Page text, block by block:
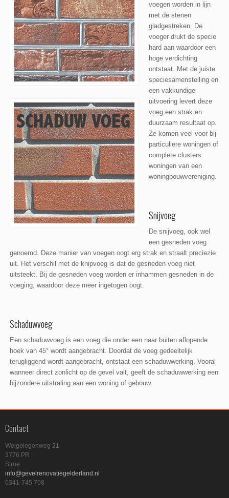
voegen worden in lijn
met de stenen
gladgestreken. De
voeger drukt de specie
hard aan waardoor een
hoge verdichting
ontstaat. Met de juiste
speciesamenstelling en
een vakkundige
uitvoering levert deze
voeg een strak en
duurzaam resultaat op.
Ze komen veel voor bij
particuliere woningen of
complete clusters
woningen van een
woningbouwvereniging.
Snijvoeg
De snijvoeg, ook wel
een gesneden voeg
genoemd. Deze manier van voegen oogt erg strak en straalt preciezie
uit. Het verschil met de knipvoeg is dat de gesneden voeg niet
uitsteekt. Bij de gesneden voeg worden er inhammen gesneden in de
voeging, waardoor deze meer ingetogen oogt.
Schaduwvoeg
Een schaduwvoeg is een voeg die onder een naar buiten aflopende
hoek van 45° wordt aangebracht. Doordat de voeg gedeeltelijk
terugliggend wordt aangebracht, ontstaat een schaduwwerking. Vooral
wanneer direct zonlicht op de gevel valt, geeft de schaduwwerking een
bijzondere uitstraling aan een woning of gebouw.
Contact
Welgelegenweg 21
3776 PR
Stroe
info@gevelrenovatiegelderland.nl
0341-745 708